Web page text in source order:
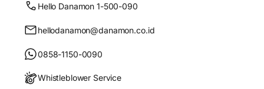
Hello Danamon 1-500-090
hellodanamon@danamon.co.id
0858-1150-0090
Whistleblower Service